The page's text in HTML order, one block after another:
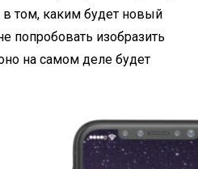
в том, каким будет новый
попробовать изобразить
на самом деле будет